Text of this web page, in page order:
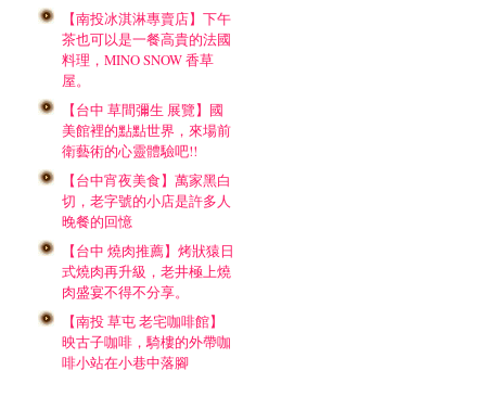
【南投冰淇淋專賣店】下午
茶也可以是一餐高貴的法國
料理，MINO SNOW 香草
屋。
【台中 草間彌生 展覽】國
美館裡的點點世界，來場前
衛藝術的心靈體驗吧!!
【台中宵夜美食】萬家黑白
切，老字號的小店是許多人
晚餐的回憶
【台中 燒肉推薦】烤狀猿日
式燒肉再升級，老井極上燒
肉盛宴不得不分享。
【南投 草屯 老宅咖啡館】
映古子咖啡，騎樓的外帶咖
啡小站在小巷中落腳